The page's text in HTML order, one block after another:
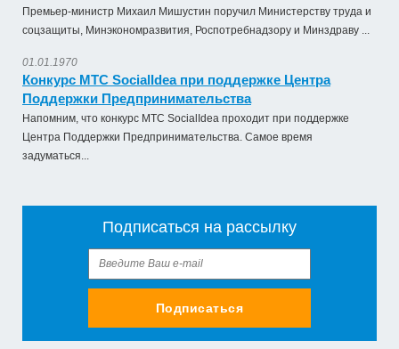
Премьер-министр Михаил Мишустин поручил Министерству труда и
соцзащиты, Минэкономразвития, Роспотребнадзору и Минздраву ...
01.01.1970
Конкурс МТС SocialIdea при поддержке Центра
Поддержки Предпринимательства
Напомним, что конкурс МТС SocialIdea проходит при поддержке
Центра Поддержки Предпринимательства. Самое время
задуматься...
Подписаться на рассылку
Подписаться